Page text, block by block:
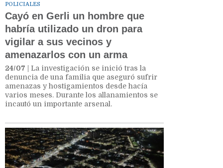
POLICIALES
Cayó en Gerli un hombre que
habría utilizado un dron para
vigilar a sus vecinos y
amenazarlos con un arma
24/07 | La investigación se inició tras la
denuncia de una familia que aseguró sufrir
amenazas y hostigamientos desde hacía
varios meses. Durante los allanamientos se
incautó un importante arsenal.